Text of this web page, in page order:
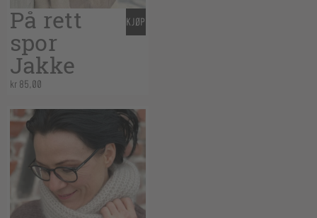
På rett
spor
Jakke
kr85,00
KJØP